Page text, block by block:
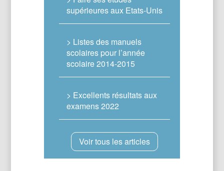
supérieures aux Etats-Unis
> Listes des manuels
scolaires pour l’année
scolaire 2014-2015
> Excellents résultats aux
examens 2022
Voir tous les articles